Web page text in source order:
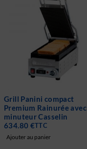
Grill Panini compact
Premium Rainurée avec
minuteur Casselin
634.80 €TTC
Ajouter au panier